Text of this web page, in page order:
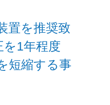
置を推奨致
1年程度
短縮する事